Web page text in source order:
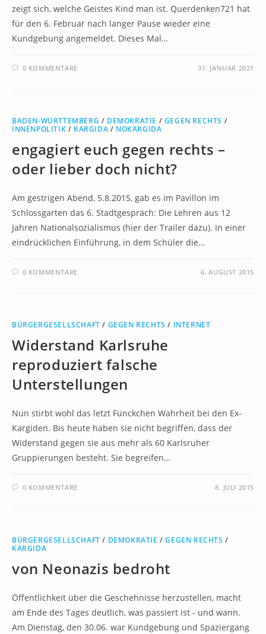
zeigt sich, welche Geistes Kind man ist. Querdenken721 hat
für den 6. Februar nach langer Pause wieder eine
Kundgebung angemeldet. Dieses Mal…
0 KOMMENTARE 31. JANUAR 2021
BADEN-WÜRTTEMBERG / DEMOKRATIE / GEGEN RECHTS /
INNENPOLITIK / KARGIDA / NOKARGIDA
engagiert euch gegen rechts –
oder lieber doch nicht?
Am gestrigen Abend, 5.8.2015, gab es im Pavillon im
Schlossgarten das 6. Stadtgespräch: Die Lehren aus 12
Jahren Nationalsozialismus (hier der Trailer dazu). In einer
eindrücklichen Einführung, in dem Schüler die…
0 KOMMENTARE 6. AUGUST 2015
BÜRGERGESELLSCHAFT / GEGEN RECHTS / INTERNET
Widerstand Karlsruhe
reproduziert falsche
Unterstellungen
Nun stirbt wohl das letzt Fünckchen Wahrheit bei den Ex-
Kargiden. Bis heute haben sie nicht begriffen, dass der
Widerstand gegen sie aus mehr als 60 Karlsruher
Gruppierungen besteht. Sie begreifen…
0 KOMMENTARE 8. JULI 2015
BÜRGERGESELLSCHAFT / DEMOKRATIE /GEGEN RECHTS /
KARGIDA
von Neonazis bedroht
Öffentlichkeit über die Geschehnisse herzustellen, macht
am Ende des Tages deutlich, was passiert ist - und wann.
Am Dienstag, den 30.06. war Kundgebung und Spaziergang